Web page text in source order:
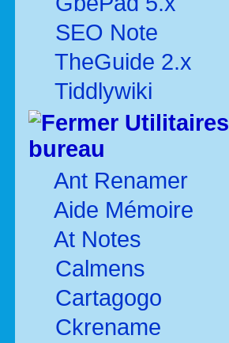
SEO Note
TheGuide 2.x
Tiddlywiki
Utilitaires
bureau
Ant Renamer
Aide Mémoire
At Notes
Calmens
Cartagogo
Ckrename